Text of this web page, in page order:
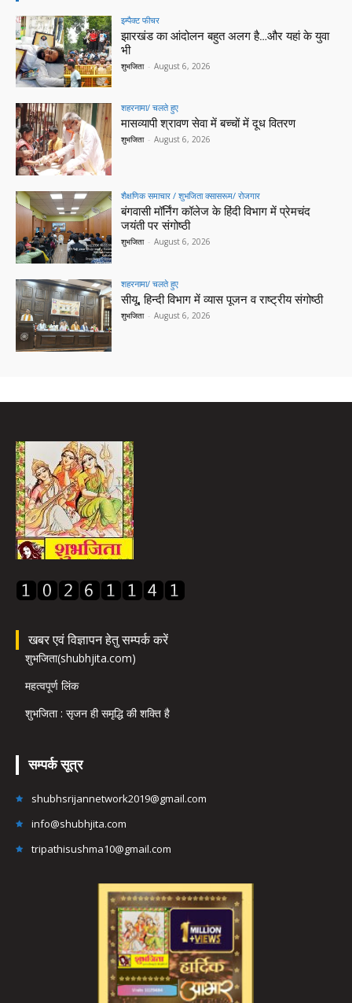
इम्पैक्ट फीचर
झारखंड का आंदोलन बहुत अलग है…और यहां के युवा
भी
शुभजिता - August 6, 2026
शहरनामा/ चलते हुए
मासव्यापी श्रावण सेवा में बच्चों में दूध वितरण
शुभजिता - August 6, 2026
शैक्षणिक समाचार / शुभजिता क्सासरूम/ रोजगार
बंगवासी मॉर्निंग कॉलेज के हिंदी विभाग में प्रेमचंद
जयंती पर संगोष्ठी
शुभजिता - August 6, 2026
शहरनामा/ चलते हुए
सीयू, हिन्दी विभाग में व्यास पूजन व राष्ट्रीय संगोष्ठी
शुभजिता - August 6, 2026
खबर एवं विज्ञापन हेतु सम्पर्क करें
शुभजिता(shubhjita.com)
महत्वपूर्ण लिंक
शुभजिता : सृजन ही समृद्धि की शक्ति है
सम्पर्क सूत्र
shubhsrijannetwork2019@gmail.com
info@shubhjita.com
tripathisushma10@gmail.com